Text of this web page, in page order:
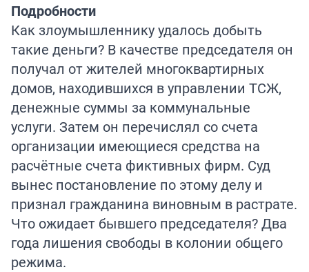
Подробности
Как злоумышленнику удалось добыть
такие деньги? В качестве председателя он
получал от жителей многоквартирных
домов, находившихся в управлении ТСЖ,
денежные суммы за коммунальные
услуги. Затем он перечислял со счета
организации имеющиеся средства на
расчётные счета фиктивных фирм. Суд
вынес постановление по этому делу и
признал гражданина виновным в растрате.
Что ожидает бывшего председателя? Два
года лишения свободы в колонии общего
режима.